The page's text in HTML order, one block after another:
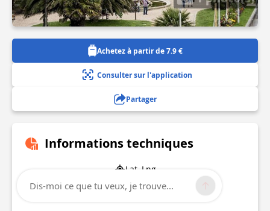
Achetez à partir de 7.9 €
Consulter sur l'application
Partager
Informations techniques
Lat, Lng
48.6496804
-2.0238029
Dis-moi ce que tu veux, je trouve...